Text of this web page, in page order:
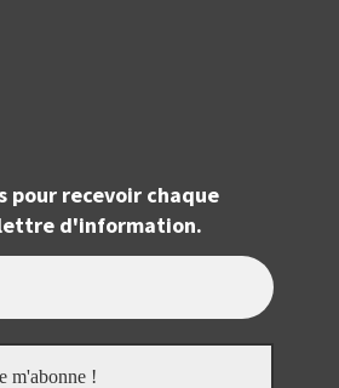
pour recevoir chaque
d'information.